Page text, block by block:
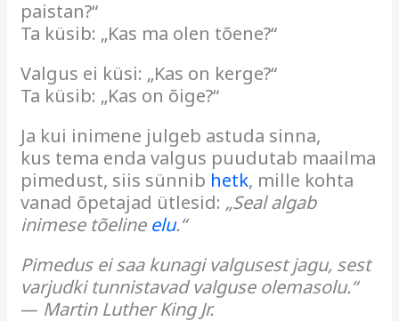
paistan?“
Ta küsib: „Kas ma olen tõene?“
Valgus ei küsi: „Kas on kerge?“
Ta küsib: „Kas on õige?“
Ja kui inimene julgeb astuda sinna,
kus tema enda valgus puudutab maailma
pimedust, siis sünnib hetk, mille kohta
vanad õpetajad ütlesid: „Seal algab
inimese tõeline elu.“
Pimedus ei saa kunagi valgusest jagu, sest
varjudki tunnistavad valguse olemasolu.“
— Martin Luther King Jr.